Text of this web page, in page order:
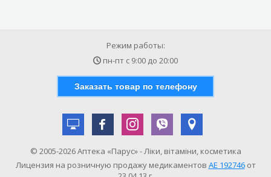
Режим работы:
пн-пт с 9:00 до 20:00
Заказать товар по телефону
© 2005-2026 Аптека «Парус» - Ліки, вітаміни, косметика
Лицензия на розничную продажу медикаментов АE 192746от